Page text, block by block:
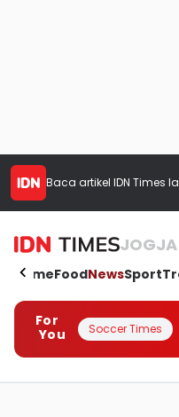
Baca artikel IDN Times
JOGJA
HomeFoodNewsSport
For
You
Soccer Times